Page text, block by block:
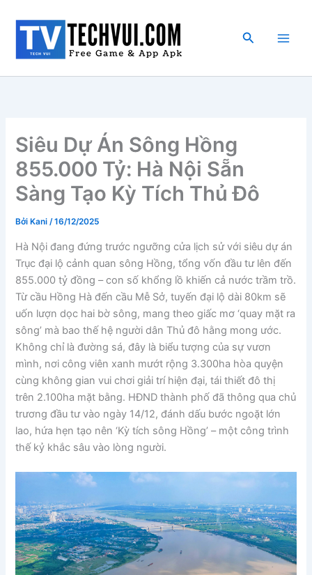
dung
Tìm
Siêu Dự Án Sông Hồng
855.000 Tỷ: Hà Nội Sẵn
Sàng Tạo Kỳ Tích Thủ Đô
Bởi Kani/16/12/2025
Hà Nội đang đứng trước ngưỡng cửa lịch sử với siêu dự án
Trục đại lộ cảnh quan sông Hồng, tổng vốn đầu tư lên đến
855.000 tỷ đồng – con số khổng lồ khiến cả nước trầm trồ.
Từ cầu Hồng Hà đến cầu Mễ Sở, tuyến đại lộ dài 80km sẽ
uốn lượn dọc hai bờ sông, mang theo giấc mơ ‘quay mặt ra
sông’ mà bao thế hệ người dân Thủ đô hằng mong ước.
Không chỉ là đường sá, đây là biểu tượng của sự vươn
mình, nơi công viên xanh mướt rộng 3.300ha hòa quyện
cùng không gian vui chơi giải trí hiện đại, tái thiết đô thị
trên 2.100ha mặt bằng. HĐND thành phố đã thông qua chủ
trương đầu tư vào ngày 14/12, đánh dấu bước ngoặt lớn
lao, hứa hẹn tạo nên ‘Kỳ tích sông Hồng’ – một công trình
thế kỷ khắc sâu vào lòng người.